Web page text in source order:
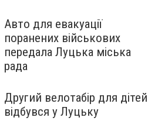
Авто для евакуації
поранених військових
передала Луцька міська
рада
Другий велотабір для дітей
відбувся у Луцьку